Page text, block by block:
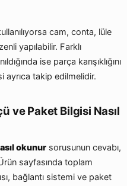
cam, conta, lüle
yapılabilir. Farklı
ise parça karışıklığını
ayrıca takip edilmelidir.
ve Paket Bilgisi Nasıl
okunur sorusunun cevabı,
sayfasında toplam
bağlantı sistemi ve paket